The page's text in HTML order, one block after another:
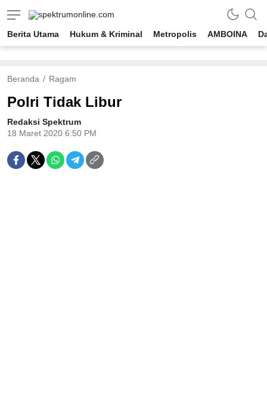
spektrumonline.com
Berita Utama Hukum & Kriminal Metropolis AMBOINA
Beranda Ragam
Polri Tidak Libur
Redaksi Spektrum
18 Maret 2020 6:50 PM